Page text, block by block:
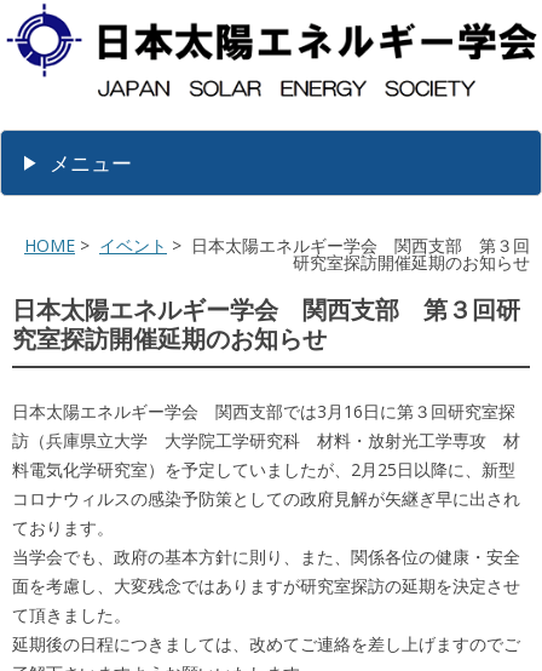
メニュー
HOME > イベント > 日本太陽エネルギー学会 関西支部 第３回
研究室探訪開催延期のお知らせ
日本太陽エネルギー学会 関西支部 第３回研
究室探訪開催延期のお知らせ
日本太陽エネルギー学会 関西支部では3月16日に第３回研究室探
訪（兵庫県立大学 大学院工学研究科 材料・放射光工学専攻 材
料電気化学研究室）を予定していましたが、2月25日以降に、新型
コロナウィルスの感染予防策としての政府見解が矢継ぎ早に出され
ております。
当学会でも、政府の基本方針に則り、また、関係各位の健康・安全
面を考慮し、大変残念ではありますが研究室探訪の延期を決定させ
て頂きました。
延期後の日程につきましては、改めてご連絡を差し上げますのでご